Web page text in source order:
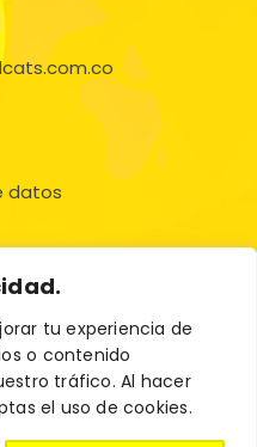
tu experiencia de
o contenido
tráfico. Al hacer
el uso de cookies.
datos